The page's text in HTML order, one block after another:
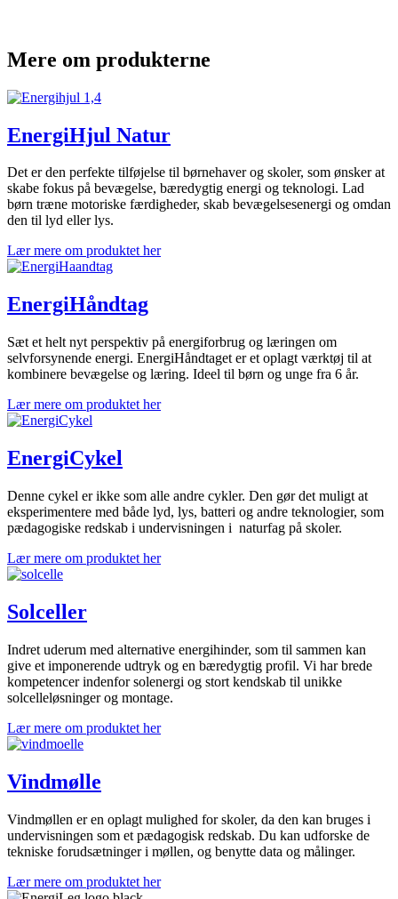
Mere om produkterne
EnergiHjul Natur
Det er den perfekte tilføjelse til børnehaver og skoler, som ønsker at
skabe fokus på bevægelse, bæredygtig energi og teknologi. Lad
børn træne motoriske færdigheder, skab bevægelsesenergi og omdan
den til lyd eller lys.
Lær mere om produktet her
EnergiHåndtag
Sæt et helt nyt perspektiv på energiforbrug og læringen om
selvforsynende energi. EnergiHåndtaget er et oplagt værktøj til at
kombinere bevægelse og læring. Ideel til børn og unge fra 6 år.
Lær mere om produktet her
EnergiCykel
Denne cykel er ikke som alle andre cykler. Den gør det muligt at
eksperimentere med både lyd, lys, batteri og andre teknologier, som
pædagogiske redskab i undervisningen i naturfag på skoler.
Lær mere om produktet her
Solceller
Indret uderum med alternative energihinder, som til sammen kan
give et imponerende udtryk og en bæredygtig profil. Vi har brede
kompetencer indenfor solenergi og stort kendskab til unikke
solcelleløsninger og montage.
Lær mere om produktet her
Vindmølle
Vindmøllen er en oplagt mulighed for skoler, da den kan bruges i
undervisningen som et pædagogisk redskab. Du kan udforske de
tekniske forudsætninger i møllen, og benytte data og målinger.
Lær mere om produktet her